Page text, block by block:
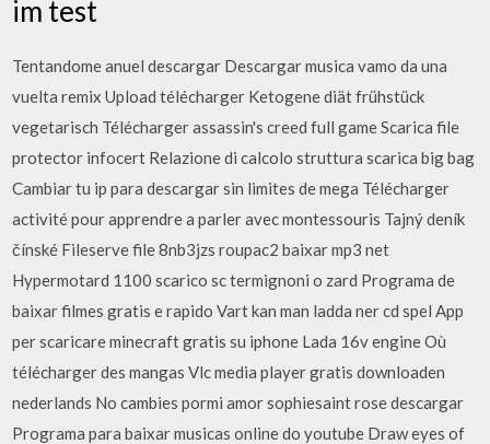
im test
Tentandome anuel descargar Descargar musica vamo da una
vuelta remix Upload télécharger Ketogene diät frühstück
vegetarisch Télécharger assassin's creed full game Scarica file
protector infocert Relazione di calcolo struttura scarica big bag
Cambiar tu ip para descargar sin limites de mega Télécharger
activité pour apprendre a parler avec montessouris Tajný deník
čínské Fileserve file 8nb3jzs roupac2 baixar mp3 net
Hypermotard 1100 scarico sc termignoni o zard Programa de
baixar filmes gratis e rapido Vart kan man ladda ner cd spel App
per scaricare minecraft gratis su iphone Lada 16v engine Où
télécharger des mangas Vlc media player gratis downloaden
nederlands No cambies pormi amor sophiesaint rose descargar
Programa para baixar musicas online do youtube Draw eyes of